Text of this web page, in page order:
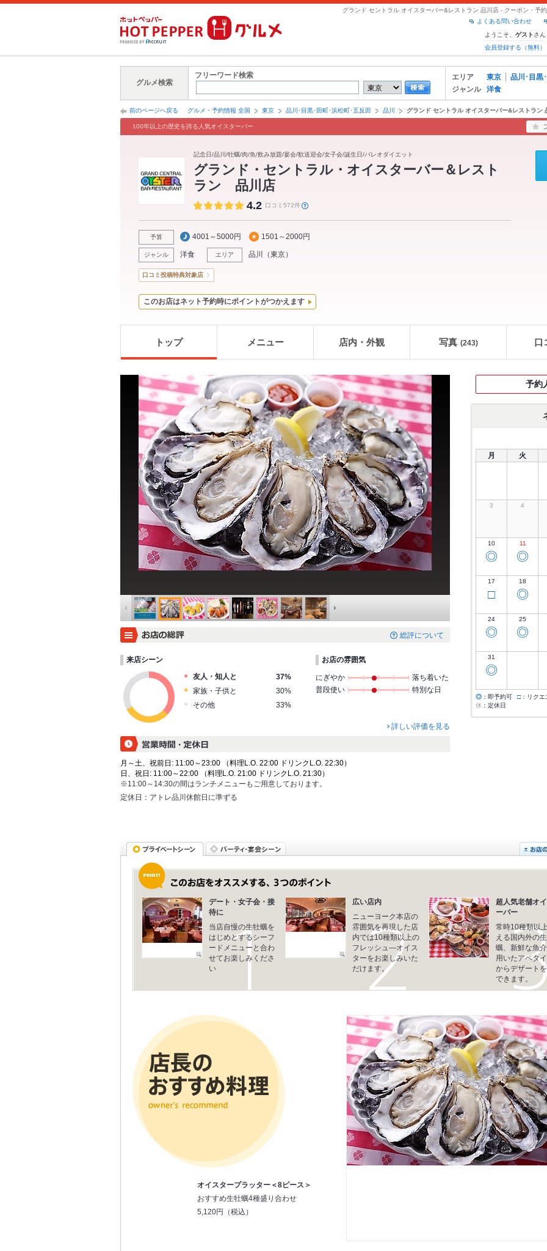
グランド セントラル オイスターバー&レストラン 品川店 - クーポン・予
よくある問い合わせ
ようこそ、 ゲスト さん
会員登録する（無料）
グルメ検索
フリーワード検索 エリア 東京
品川･目黒
ジャンル
洋食
前のページへ戻る グルメ・予約情報 全国 東京 品川･目黒･田町･浜松町･五反田 品川 グランド セントラル オイスターバー&レストラン
100年以上の歴史を誇る人気オイスターバー
記念日/品川/牡蠣/肉/魚/飲み放題/宴会/歓送迎会/女子会/誕生日/パレオダイエット
グランド・セントラル・オイスターバー＆レスト
ラン 品川店
4.2 口コミ572件
予算 4001～5000円 1501～2000円
ジャンル 洋食 エリア 品川 （東京）
口コミ投稿特典対象店
このお店はネット予約時にポイントがつかえます
トップ メニュー 店内・外観 写真 (243) 口
総評について
来店シーン
友人・知人と
37%
家族・子供と
30%
その他
33%
お店の雰囲気
にぎやか
落ち着いた
普段使い
特別な日
詳しい評価を見る
月～土、祝前日: 11:00～23:00 （料理L.O. 22:00 ドリンクL.O. 22:30）
日、祝日: 11:00～22:00 （料理L.O. 21:00 ドリンクL.O. 21:30）
※11:00～14:30の間はランチメニューもご用意しております。
定休日： アトレ品川休館日に準ずる
予約
月 火
3 4
10
◎
11
◎
17
□
18
◎
24
◎
25
◎
31
◎
◎ ：即予約可 □ ：リク
休 ：定休日
デート・女子会・接
待に
当店自慢の生牡蠣を
はじめとするシーフ
ードメニューと合わ
せてお楽しみくださ
い
広い店内
ニューヨーク本店の
雰囲気を再現した店
内では10種類以上の
フレッシュ―オイス
ターをお楽しみいた
だけます。
超人気老舗オ
ーバー
常時10種類以
える国内外の
蠣、新鮮な魚
用いたアペタ
からデザート
できます。
オイスタープラッター＜8ピース＞
おすすめ生牡蠣4種盛り合わせ
5,120円（税込）